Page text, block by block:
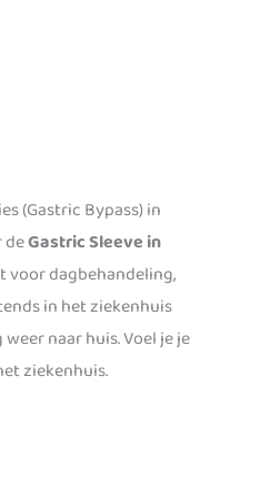
(Gastric Bypass) in
deGastric Sleeve in
voor dagbehandeling,
in het ziekenhuis
naar huis. Voel je je
ziekenhuis.